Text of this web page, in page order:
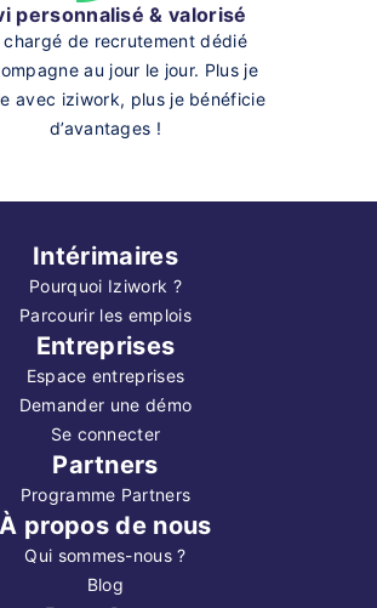
personnalisé & valorisé
chargé de recrutement dédié
au jour le jour. Plus je
avec iziwork, plus je bénéficie
d’avantages !
Intérimaires
Pourquoi Iziwork ?
Parcourir les emplois
Entreprises
Espace entreprises
Demander une démo
Se connecter
Partners
Programme Partners
À propos de nous
Qui sommes-nous ?
Blog